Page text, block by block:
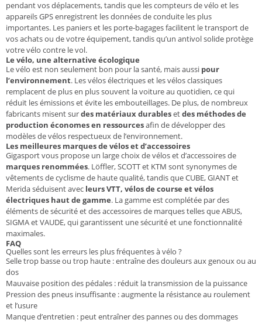
pendant vos déplacements, tandis que les compteurs de vélo et les
appareils GPS enregistrent les données de conduite les plus
importantes. Les paniers et les porte-bagages facilitent le transport de
vos achats ou de votre équipement, tandis qu’un antivol solide protège
votre vélo contre le vol.
Le vélo, une alternative écologique
Le vélo est non seulement bon pour la santé, mais aussi pour
l’environnement. Les vélos électriques et les vélos classiques
remplacent de plus en plus souvent la voiture au quotidien, ce qui
réduit les émissions et évite les embouteillages. De plus, de nombreux
fabricants misent surdes matériaux durablesetdes méthodes de
production économes en ressourcesafin de développer des
modèles de vélos respectueux de l’environnement.
Les meilleures marques de vélos et d’accessoires
Gigasport vous propose un large choix de vélos et d’accessoires de
marques renommées. Löffler, SCOTT et KTM sont synonymes de
vêtements de cyclisme de haute qualité, tandis que CUBE, GIANT et
Merida séduisent avec leurs VTT, vélos de course et vélos
électriques haut de gamme. La gamme est complétée par des
éléments de sécurité et des accessoires de marques telles que ABUS,
SIGMA et VAUDE, qui garantissent une sécurité et une fonctionnalité
maximales.
FAQ
Quelles sont les erreurs les plus fréquentes à vélo ?
Selle trop basse ou trop haute : entraîne des douleurs aux genoux ou au
dos
Mauvaise position des pédales : réduit la transmission de la puissance
Pression des pneus insuffisante : augmente la résistance au roulement
et l’usure
Manque d’entretien : peut entraîner des pannes ou des dommages